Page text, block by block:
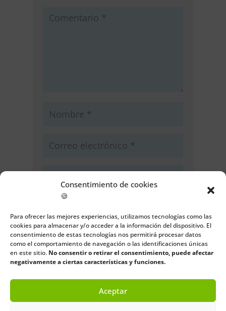
Consentimiento de cookies
🍪
Para ofrecer las mejores experiencias, utilizamos tecnologías como las
cookies para almacenar y/o acceder a la información del dispositivo. El
consentimiento de estas tecnologías nos permitirá procesar datos
como el comportamiento de navegación o las identificaciones únicas
en este sitio. No consentir o retirar el consentimiento, puede afectar
negativamente a ciertas características y funciones.
Aceptar
Guarda mi nombre, correo
electrónico y web en este navegador
para la próxima vez que comente.
Enviar comentario